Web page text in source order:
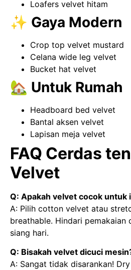
Loafers velvet hitam
✨ Gaya Modern
Crop top velvet mustard
Celana wide leg velvet
Bucket hat velvet
🏡 Untuk Rumah
Headboard bed velvet
Bantal aksen velvet
Lapisan meja velvet
FAQ Cerdas
Velvet
Q: Apakah velvet cocok untuk
A: Pilih cotton velvet atau
breathable. Hindari pemakaian
siang hari.
Q: Bisakah velvet dicuci
A: Sangat tidak disarankan!